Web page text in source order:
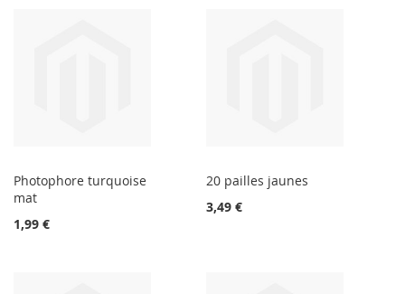
Photophore turquoise
mat
1,99 €
20 pailles jaunes
3,49 €